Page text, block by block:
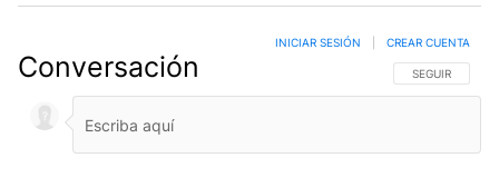
Conversación SIGA ESTA
SEGUIR
INICIAR SESIÓN CREAR CUENTA